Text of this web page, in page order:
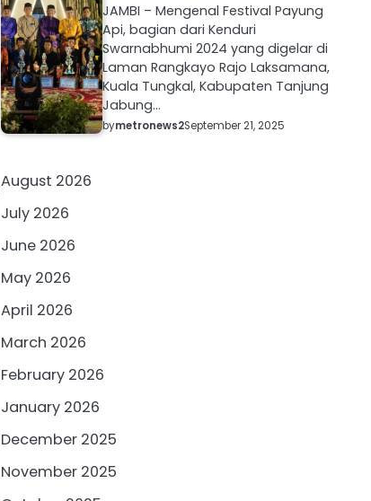
JAMBI – Mengenal Festival Payung
Api, bagian dari Kenduri
Swarnabhumi 2024 yang digelar di
Laman Rangkayo Rajo Laksamana,
Kuala Tungkal, Kabupaten Tanjung
Jabung…
bymetronews2September 21, 2025
August 2026
July 2026
June 2026
May 2026
April 2026
March 2026
February 2026
January 2026
December 2025
November 2025